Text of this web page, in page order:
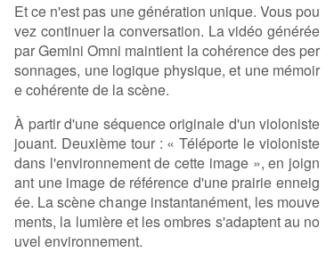
Et ce n'est pas une génération unique. Vous pou
vez continuer la conversation. La vidéo générée
par Gemini Omni maintient la cohérence des per
sonnages, une logique physique, et une mémoir
e cohérente de la scène.
À partir d'une séquence originale d'un violoniste
jouant. Deuxième tour : « Téléporte le violoniste
dans l'environnement de cette image », en joign
ant une image de référence d'une prairie enneig
ée. La scène change instantanément, les mouve
ments, la lumière et les ombres s'adaptent au no
uvel environnement.